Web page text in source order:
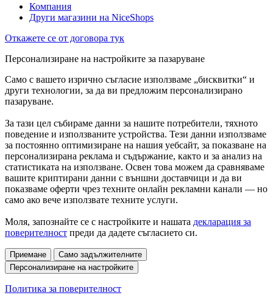
Компания
Други магазини на NiceShops
Откажете се от договора тук
Персонализиране на настройките за пазаруване
Само с вашето изрично съгласие използваме „бисквитки“ и
други технологии, за да ви предложим персонализирано
пазаруване.
За тази цел събираме данни за нашите потребители, тяхното
поведение и използваните устройства. Тези данни използваме
за постоянно оптимизиране на нашия уебсайт, за показване на
персонализирана реклама и съдържание, както и за анализ на
статистиката на използване. Освен това можем да сравняваме
вашите криптирани данни с външни доставчици и да ви
показваме оферти чрез техните онлайн рекламни канали — но
само ако вече използвате техните услуги.
Моля, запознайте се с настройките и нашата декларация за
поверителност преди да дадете съгласието си.
Приемане
Само задължителните
Персонализиране на настройките
Политика за поверителност